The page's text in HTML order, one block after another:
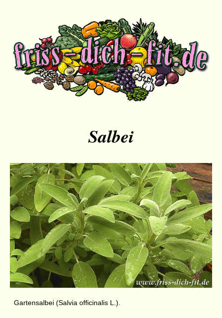
Salbei
Gartensalbei (Salvia officinalis L.).